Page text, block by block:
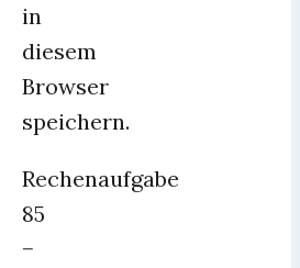
in
diesem
Browser
speichern.
Rechenaufgabe
85
−